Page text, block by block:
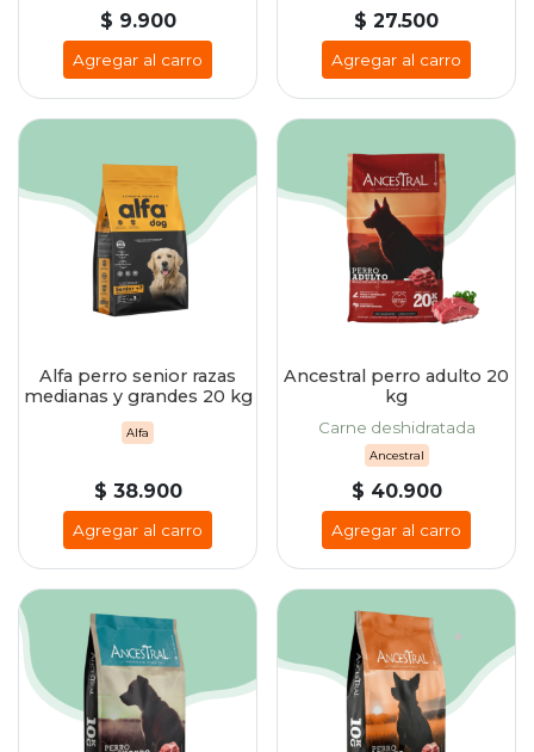
$ 9.900
Agregar al carro
$ 27.500
Agregar al carro
Alfa perro senior razas
medianas y grandes 20 kg
Alfa
$ 38.900
Agregar al carro
Ancestral perro adulto 20
kg
Carne deshidratada
Ancestral
$ 40.900
Agregar al carro